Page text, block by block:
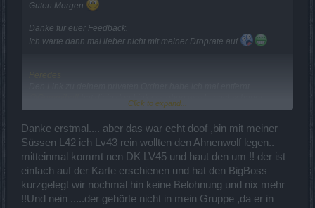
Guten Morgen
Danke für euer Feedback.
Ich warte dann mal lieber nicht mit meiner Droprate auf.
kannst, wie es mit Bildern einklappen hier funktioniert.
Frohe Ostern
Salsania
Click to expand...
Danke erstmal.... aber das war echt doof ,bin mit meiner
Süssen L42 ich Lv43 rein wollten den Ahnenwolf legen..
mitteinmal kommt nen DK LV45 und haut den um !! der ist
einfach auf der Karte erschienen und hat den BigBoss
kurzgelegt wir nochmal hin keine Belohnung und nix mehr
!!Und nein .....der gehörte nicht in mein Gruppe ,da er in